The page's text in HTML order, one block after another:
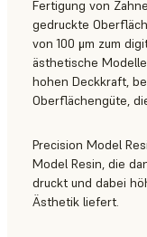
Fertigung von
gedruckte
von 100 μm zum
ästhetische
hohen Deckkraft,
Oberflächengüte,
Precision Model
Model Resin, die
druckt und dabei
Ästhetik liefert.